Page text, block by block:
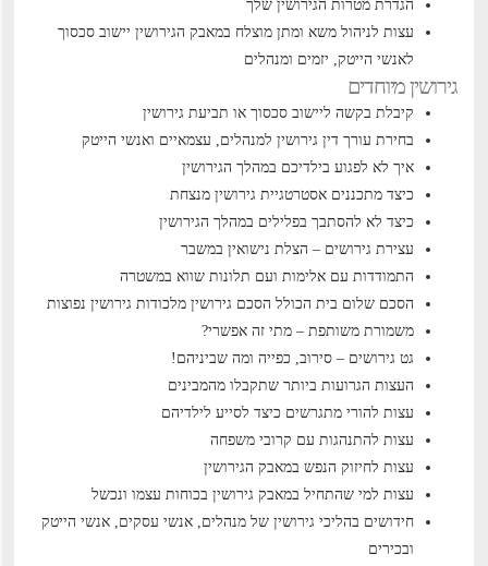
הגדרת מטרות הגירושין שלך
עצות לניהול משא ומתן מוצלח במאבק הגירושיןיישוב סכסוך
לאנשי הייטק, יזמים ומנהלים
גירושין מיוחדים
קיבלת בקשה ליישוב סכסוך או תביעת גירושין
בחירת עורך דין גירושין למנהלים, עצמאיים ואנשי הייטק
איך לא לפגוע בילדיכם במהלך הגירושין
כיצד מתכננים אסטרטגיית גירושין מנצחת
כיצד לא להסתבך בפלילים במהלך הגירושין
עצירת גירושים – הצלת נישואין במשבר
התמודדות עם אלימות ועם תלונות שווא במשטרה
הסכם שלום בית הכולל הסכם גירושיןמלכודות גירושין נפוצות
משמורת משותפת – מתי זה אפשרי?
גט גירושים – סירוב, כפייה ומה שביניהם!
העצות הגרועות ביותר שתקבלו מהמבינים
עצות להורי מתגרשים כיצד לסייע לילדיהם
עצות להתנהגות עם קרובי משפחה
עצות לחיזוק הנפש במאבק הגירושין
עצות למי שהתחיל במאבק גירושין בכוחות עצמו ונכשל
חידושים בהליכי גירושין של מנהלים, אנשי עסקים, אנשי הייטק
ובכירים